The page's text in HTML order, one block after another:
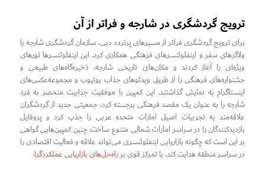
ترویج گردشگری در شارجه و فراتر از آن
برای ترویج گردشگری فراتر از مسیرهای پرتردد دبی، سازمان گردشگری شارجه با
ولاگرهای سفر و اینفلوئنسرهای فرهنگی همکاری کرد. این اینفلوئنسرها تورهای
ویژه‌ای را آغاز کردند و مکان‌های تاریخی شارجه، ذخیره‌گاه‌های طبیعی و
جشنواره‌های فرهنگی را از طریق ویدئوهای جذاب یوتیوب و مجموعه‌عکس‌های
اینستاگرام به نمایش گذاشتند. این کمپین با موفقیت جذابیت منحصر به فرد
شارجه را به عنوان یک مقصد فرهنگی برجسته کرد، جمعیتی جدید از گردشگران
علاقه‌مند به تجربیات اصیل امارات متحده عربی را جذب کرد و پروفایل
بازدیدکنندگان را در سراسر امارات شمالی متنوع ساخت. چنین کمپین‌هایی گواهی
بر این است که چگونه بازاریابی اینفلوئنسری می‌تواند علاقه و فعالیت اقتصادی را
در سراسر منطقه هدایت کند، با تمرکز قوی برراه‌حل‌های بازاریابی عملکردگرا.